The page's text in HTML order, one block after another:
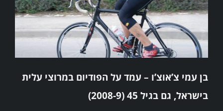
בן עמי צ’אוצ’ו – עמד על הפודיום במרוצי עלית
בישראל, גם בגיל 45 (2008-9)